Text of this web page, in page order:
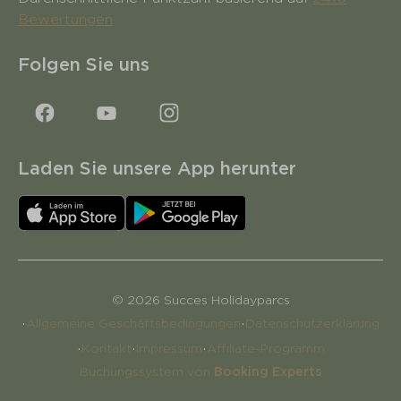
Bewertungen
Folgen Sie uns
Laden Sie unsere App herunter
© 2026 Succes Holidayparcs
·Allgemeine Geschäftsbedingungen·Datenschutzerklärung
·Kontakt ·Impressum·Affiliate-Programm
Buchungssystem von Booking Experts